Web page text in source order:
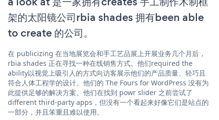
架的太阳镜公司rbia shades 拥有been able
to create 的公司。
在 publicizing 在当地展览会和手工艺品展上开展业务几个月后，
rbia shades 正在寻找一种在线销售方式。他们required the
ability以视觉上吸引人的方式向访客展示他们的产品质量、轻巧且
符合人体工程学的设计。他们的 The Fours for WordPress 没有为
此提供足够的解决方案。他们在找到 powr slider 之前尝试了
different third-party apps，但没有一个看起来好像它们是站点的
一部分，并且笨重且难以使用。